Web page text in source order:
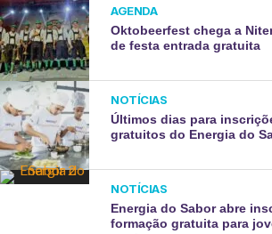
AGENDA
Oktobeerfest chega a
de festa entrada gratuita
NOTÍCIAS
Últimos dias para
gratuitos do Energia do
NOTÍCIAS
Energia do Sabor abre
formação gratuita para